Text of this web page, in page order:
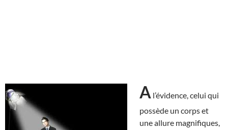
A l’évidence, celui qui
possède un corps et
une allure magnifiques,